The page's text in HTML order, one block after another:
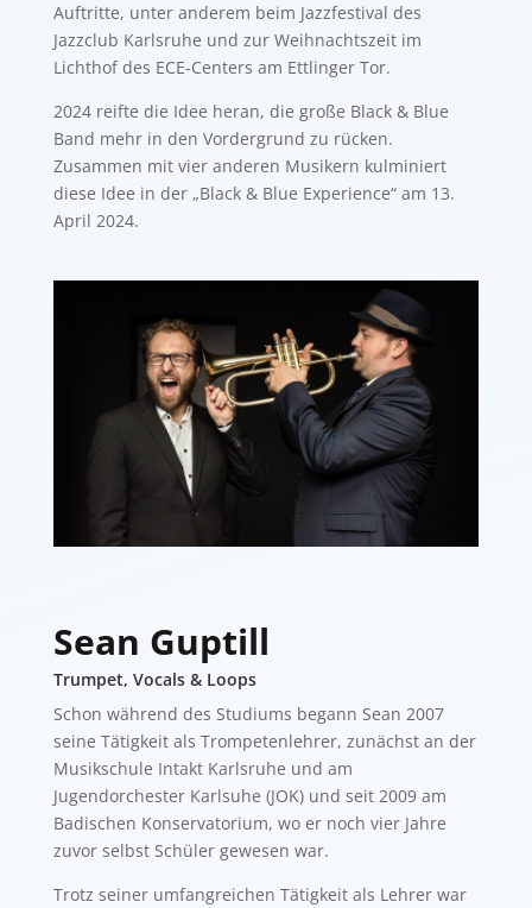
Auftritte, unter anderem beim Jazzfestival des
Jazzclub Karlsruhe und zur Weihnachtszeit im
Lichthof des ECE-Centers am Ettlinger Tor.
2024 reifte die Idee heran, die große Black & Blue
Band mehr in den Vordergrund zu rücken.
Zusammen mit vier anderen Musikern kulminiert
diese Idee in der „Black & Blue Experience“ am 13.
April 2024.
Sean Guptill
Trumpet, Vocals & Loops
Schon während des Studiums begann Sean 2007
seine Tätigkeit als Trompetenlehrer, zunächst an der
Musikschule Intakt Karlsruhe und am
Jugendorchester Karlsuhe (JOK) und seit 2009 am
Badischen Konservatorium, wo er noch vier Jahre
zuvor selbst Schüler gewesen war.
Trotz seiner umfangreichen Tätigkeit als Lehrer war